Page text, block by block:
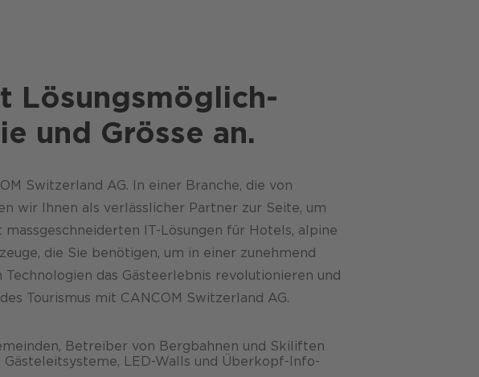
Lösungs­möglich­
und Grösse an.
Switzerland AG. In einer Branche, die von
wir Ihnen als verlässlicher Partner zur Seite, um
IT-Lösungen für Hotels, alpine
die Sie benötigen, um in einer zunehmend
das Gästeerlebnis revolutionieren und
Tourismus mit CANCOM Switzerland AG.
Betreiber von Berg­bahnen und Ski­liften
LED-Walls und Überkopf-Info­